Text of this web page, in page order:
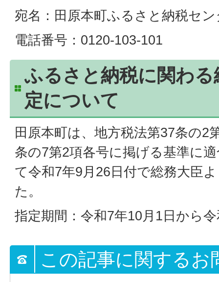
宛名：田原本町ふるさと納税セ
電話番号：0120-103-101
ふるさと納税に関わ
定について
田原本町は、地方税法第37条の2
条の7第2項各号に掲げる基準に
て令和7年9月26日付で総務大臣
た。
指定期間：令和7年10月1日から
この記事に関するお